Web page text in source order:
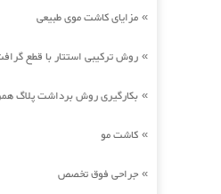
» مزایای کاشت موی طبیعی
» روش ترکیبی استتار با قطع
» بکارگیری روش برداشت پلاگ
» کاشت مو
» جراحی فوق تخصص